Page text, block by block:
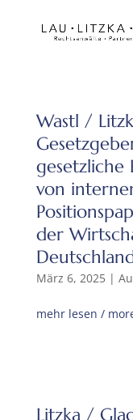
Wastl /
gesetzliche
von
der
März 6, 2025|
mehr lesen /
Litzka /